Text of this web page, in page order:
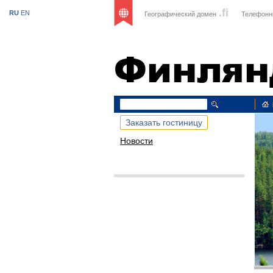
Географический домен .fi
RU EN
Заказать гостиницу
Новости